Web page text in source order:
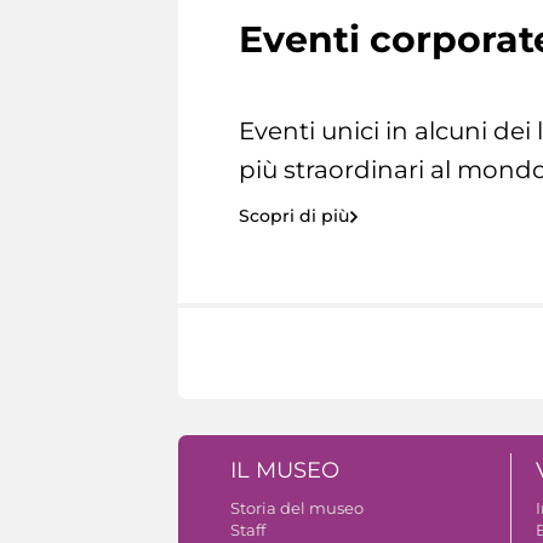
Eventi
Eventi unici in alcuni dei
più straordinari al
Scopri di più
IL MUSEO
Storia del museo
Staff